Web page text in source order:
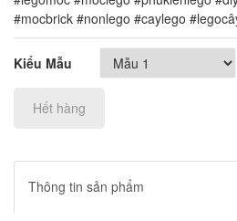
#mocbrick #nonlego #caylego
Kiểu Mẫu
Hết hàng
Thông tin sản phẩm